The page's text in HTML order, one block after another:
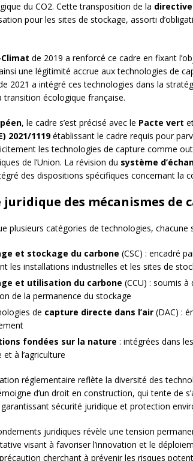
du CO2. Cette transposition de la directive
pour les sites de stockage, assorti
de 2019 a renforcé ce cadre en fixant
une légitimité accrue aux technologies de
2021 a intégré ces technologies dans la
transition écologique française.
, le cadre s’est précisé avec le Pacte vert
2021/1119établissant le cadre requis pour
les technologies de capture comme
de l’Union. La révision du système
des dispositions spécifiques concernant la
juridique des mécanismes de
plusieurs catégories de technologies, chacune
et stockage du carbone (CSC) : encadré
les installations industrielles et les sites de
et utilisation du carbone (CCU) : soumis
de la permanence du stockage
de capture directe dans l’air (DAC) :
fondées sur la nature : intégrées dans
à l’agriculture
réglementaire reflète la diversité des
d’un droit en construction, qui tente de
sécurité juridique et protection
juridiques révèle une tension
visant à favoriser l’innovation et le
cherchant à prévenir les risques